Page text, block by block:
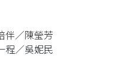
伴／陳瑩芳
程／吳妮民